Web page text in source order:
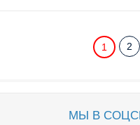
1 2
МЫ В